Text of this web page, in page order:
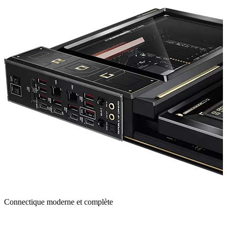
Connectique moderne et complète